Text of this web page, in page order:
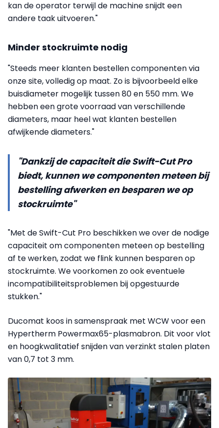
kan de operator terwijl de machine snijdt een
andere taak uitvoeren."
Minder stockruimte nodig
"Steeds meer klanten bestellen componenten via
onze site, volledig op maat. Zo is bijvoorbeeld elke
buisdiameter mogelijk tussen 80 en 550 mm. We
hebben een grote voorraad van verschillende
diameters, maar heel wat klanten bestellen
afwijkende diameters."
"Dankzij de capaciteit die Swift-Cut Pro
biedt, kunnen we componenten meteen bij
bestelling afwerken en besparen we op
stockruimte"
"Met de Swift-Cut Pro beschikken we over de nodige
capaciteit om componenten meteen op bestelling
af te werken, zodat we flink kunnen besparen op
stockruimte. We voorkomen zo ook eventuele
incompatibiliteitsproblemen bij opgestuurde
stukken."
Ducomat koos in samenspraak met WCW voor een
Hypertherm Powermax65-plasmabron. Dit voor vlot
en hoogkwalitatief snijden van verzinkt stalen platen
van 0,7 tot 3 mm.